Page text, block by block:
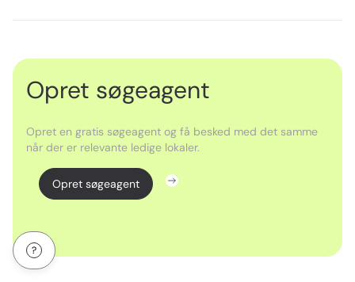
Opret søgeagent
Opret en gratis søgeagent og få besked med det samme
når der er relevante ledige lokaler.
Opret søgeagent